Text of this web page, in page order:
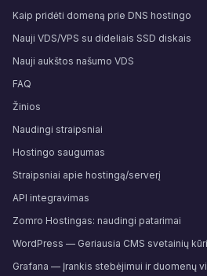
Kaip pridėti domeną prie DNS hostingo
Nauji VDS/VPS su dideliais SSD diskais
Nauji aukštos našumo VDS
FAQ
Žinios
Naudingi straipsniai
Hostingo saugumas
Straipsniai apie hostingą/serverį
API integravimas
Zomro Hostingas: naudingi patarimai
WordPress — Geriausia CMS svetainių
Grafana — Įrankis stebėjimui ir duomenų